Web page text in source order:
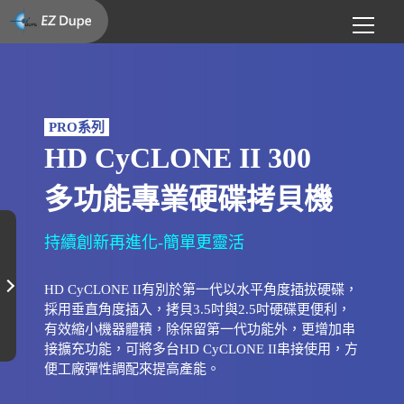
PRO系列
HD CyCLONE II 300
多功能專業硬碟拷貝機
持續創新再進化-簡單更靈活
HD CyCLONE II有別於第一代以水平角度插拔硬碟，
採用垂直角度插入，拷貝3.5吋與2.5吋硬碟更便利，
有效縮小機器體積，除保留第一代功能外，更增加串
接擴充功能，可將多台HD CyCLONE II串接使用，方
便工廠彈性調配來提高產能。